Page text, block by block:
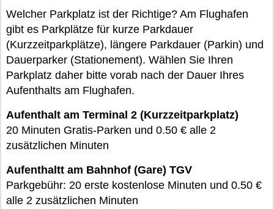
Welcher Parkplatz ist der Richtige? Am Flughafen
gibt es Parkplätze für kurze Parkdauer
(Kurzzeitparkplätze), längere Parkdauer (Parkin) und
Dauerparker (Stationement). Wählen Sie Ihren
Parkplatz daher bitte vorab nach der Dauer Ihres
Aufenthalts am Flughafen.
Aufenthalt am Terminal 2 (Kurzzeitparkplatz)
20 Minuten Gratis-Parken und 0.50 € alle 2
zusätzlichen Minuten
Aufenthaltt am Bahnhof (Gare) TGV
Parkgebühr: 20 erste kostenlose Minuten und 0.50 €
alle 2 zusätzlichen Minuten